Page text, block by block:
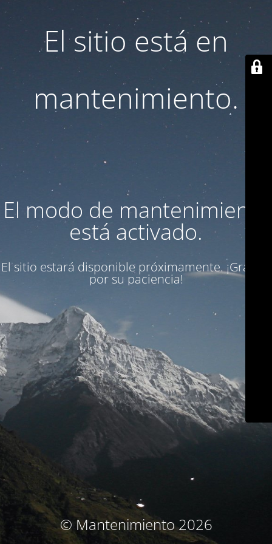
El sitio está en
mantenimiento.
El modo de mantenimiento
está activado.
El sitio estará disponible próximamente. ¡Gracias
por su paciencia!
© Mantenimiento 2026